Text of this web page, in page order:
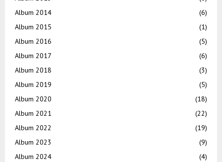
Album 2014
(6)
Album 2015
(1)
Album 2016
(5)
Album 2017
(6)
Album 2018
(3)
Album 2019
(5)
Album 2020
(18)
Album 2021
(22)
Album 2022
(19)
Album 2023
(9)
Album 2024
(4)